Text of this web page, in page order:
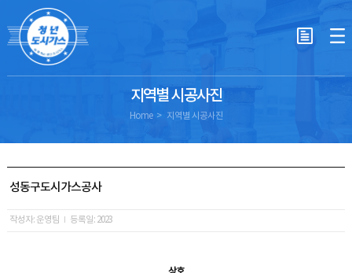
지역별 시공사진
Home 지역별 시공사진
성동구도시가스공사
작성자: 운영팀 등록일: 2023